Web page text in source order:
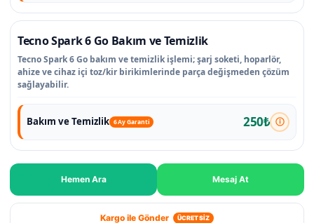
Tecno Spark 6 Go Bakım ve Temizlik
Tecno Spark 6 Go bakım ve temizlik işlemi; şarj soketi, hoparlör,
ahize ve cihaz içi toz/kir birikimlerinde parça değişmeden çözüm
sağlayabilir.
Bakım ve Temizlik 6 Ay Garanti 250₺
Hemen Ara Mesaj At
Kargo ile Gönder ÜCRETSİZ